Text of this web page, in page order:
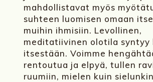
mahdollistavat myös
suhteen luomisen omaan
muihin ihmisiin. Levollinen,
meditatiivinen olotila syntyy
itsestään. Voimme
rentoutua ja elpyä, tullen
ruumiin, mielen kuin